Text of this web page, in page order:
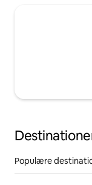
Populære